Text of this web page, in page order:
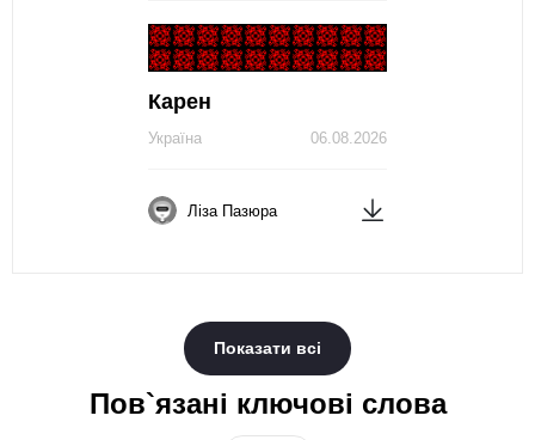
Карен
06.08.2026
Україна
Ліза Пазюра
Показати всі
Пов`язані ключові слова